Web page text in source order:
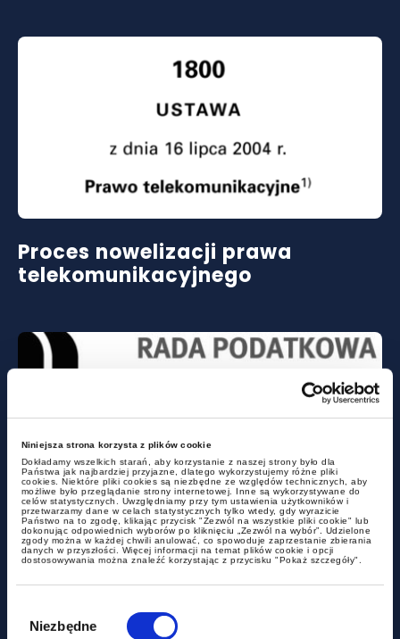
Niniejsza strona korzysta z plików cookie
Dokładamy wszelkich starań, aby korzystanie z naszej strony było dla
Państwa jak najbardziej przyjazne, dlatego wykorzystujemy różne pliki
cookies. Niektóre pliki cookies są niezbędne ze względów technicznych, aby
możliwe było przeglądanie strony internetowej. Inne są wykorzystywane do
celów statystycznych. Uwzględniamy przy tym ustawienia użytkowników i
przetwarzamy dane w celach statystycznych tylko wtedy, gdy wyrazicie
Państwo na to zgodę, klikając przycisk "Zezwól na wszystkie pliki cookie" lub
dokonując odpowiednich wyborów po kliknięciu „Zezwól na wybór”. Udzielone
zgody można w każdej chwili anulować, co spowoduje zaprzestanie zbierania
danych w przyszłości. Więcej informacji na temat plików cookie i opcji
dostosowywania można znaleźć korzystając z przycisku "Pokaż szczegóły".
zgody
Niezbędne
Proces nowelizacji prawa
telekomunikacyjnego
Raport nt. stosowania art. 70 § 6
pkt 1 ustawy Ordynacja
podatkowa w praktyce
państwowych organów